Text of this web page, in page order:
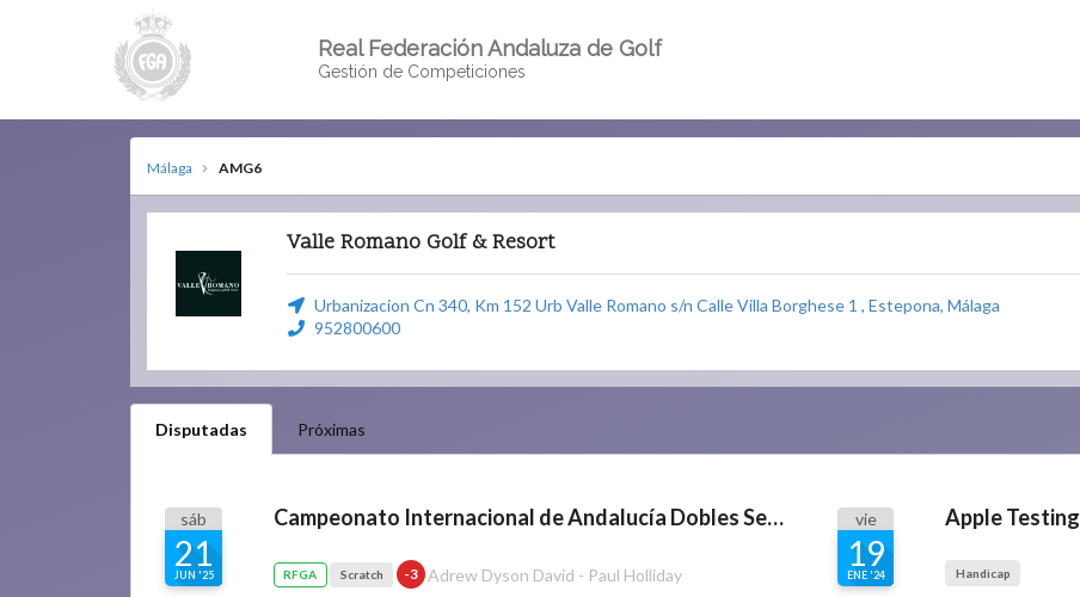
Real Federación Andaluza de Golf
Gestión de Competiciones
Málaga AMG6
Valle Romano Golf & Resort
Urbanizacion Cn 340, Km 152 Urb Valle Romano s/n Calle Villa Borghese 1 , Estepona, Málaga
952800600
Disputadas Próximas
sáb
21
JUN '25
Campeonato Internacional de Andalucía Dobles Senior
RFGA Scratch -3 Adrew Dyson David - Paul Holliday
vie
19
ENE '24
Apple Testing
Handicap